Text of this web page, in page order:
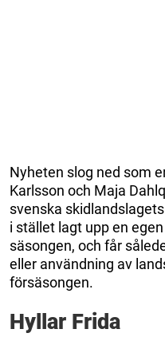
Nyheten slog ned som
Karlsson och Maja
svenska
i stället lagt upp en
säsongen, och får
eller användning av
försäsongen.
Hyllar Frida